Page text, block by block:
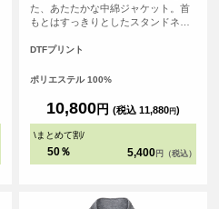
た、あたたかな中綿ジャケット。首
もとはすっきりとしたスタンドネッ
ど、レイヤードもしやすいのが魅
ティング仕様でありながら、外側は
イルにもフィットします。極細の糸
を高密度に織り上げたタフタ生地を
使用しているので、なめらかで高級
DTFプリント
ポリエステル 100%
10,800円 (税込 11,880円)
\まとめて割/
50％ 5,400 円（税込）